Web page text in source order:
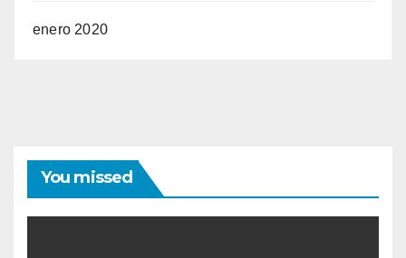
enero 2020
You missed